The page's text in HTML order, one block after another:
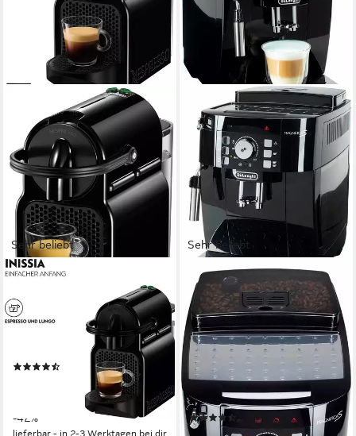
Sehr beliebt
NESPRESSO
Kapselmaschine Inissia EN
80.B von DeLonghi, Black
Pumpendruck
Abschaltautomatik Zeitfunktionen
111,00 €
nur diesen Monat
-42%
lieferbar - in 2-3 Werktagen bei dir
Sehr beliebt
DE'LONGHI
Kaffeevollautomat Magnifica S
ECAM21.118.B -
Milchaufschäumdüse für
Cappuccino, Schwarz
250 g
Bohnenkapazität
Pumpendruck
Drehregler, Direktwahltasten
Bedienung
(1299)
299,00 € UVP740,00 €